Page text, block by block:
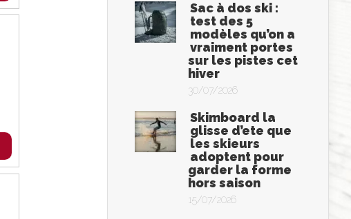
Sac à dos ski :
test des 5
modèles qu’on a
vraiment portes
sur les pistes cet
hiver
30/07/2026
Skimboard la
glisse d’ete que
les skieurs
adoptent pour
garder la forme
hors saison
15/07/2026